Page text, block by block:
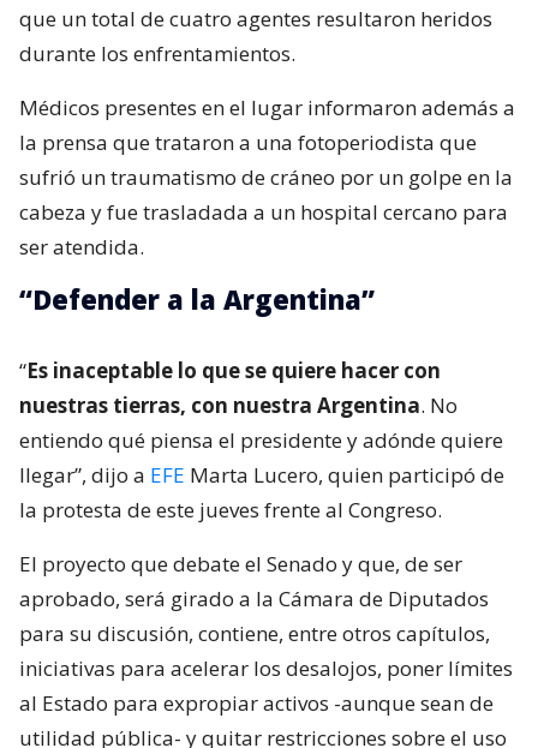
que un total de cuatro agentes resultaron heridos
durante los enfrentamientos.
Médicos presentes en el lugar informaron además a
la prensa que trataron a una fotoperiodista que
sufrió un traumatismo de cráneo por un golpe en la
cabeza y fue trasladada a un hospital cercano para
ser atendida.
“Defender a la Argentina”
“Es inaceptable lo que se quiere hacer con
nuestras tierras, con nuestra Argentina. No
entiendo qué piensa el presidente y adónde quiere
llegar”, dijo a EFE Marta Lucero, quien participó de
la protesta de este jueves frente al Congreso.
El proyecto que debate el Senado y que, de ser
aprobado, será girado a la Cámara de Diputados
para su discusión, contiene, entre otros capítulos,
iniciativas para acelerar los desalojos, poner límites
al Estado para expropiar activos -aunque sean de
utilidad pública- y quitar restricciones sobre el uso